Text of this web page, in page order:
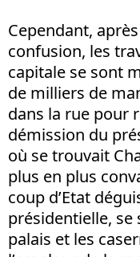
Cependant,
confusion, les
capitale se sont
de milliers de
dans la rue pour
démission du
où se trouvait
plus en plus
coup d’Etat
présidentielle,
palais et les